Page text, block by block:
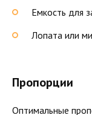
Емкость для
Лопата или
Пропорции
Оптимальные